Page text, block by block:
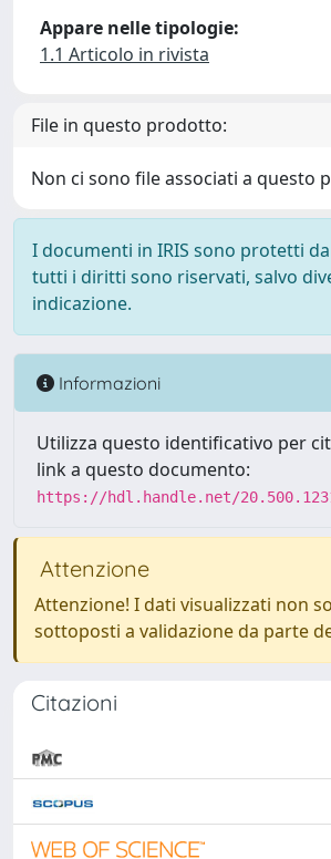
Appare nelle tipologie:
1.1 Articolo in rivista
File in questo prodotto:
Non ci sono file associati a questo
I documenti in IRIS sono protetti
tutti i diritti sono riservati, salvo
indicazione.
Informazioni
Utilizza questo identificativo per
link a questo documento:
https://hdl.handle.net/
Attenzione
Attenzione! I dati visualizzati non
sottoposti a validazione da parte
Citazioni